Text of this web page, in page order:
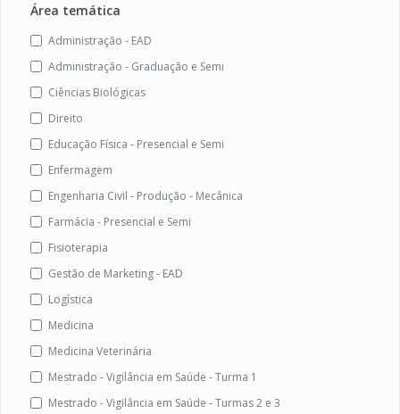
Área temática
Administração - EAD
Administração - Graduação e Semi
Ciências Biológicas
Direito
Educação Física - Presencial e Semi
Enfermagem
Engenharia Civil - Produção - Mecânica
Farmácia - Presencial e Semi
Fisioterapia
Gestão de Marketing - EAD
Logística
Medicina
Medicina Veterinária
Mestrado - Vigilância em Saúde - Turma 1
Mestrado - Vigilância em Saúde - Turmas 2 e 3